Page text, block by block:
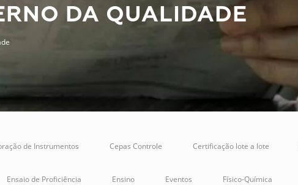
DA QUALIDADE
de Instrumentos Cepas Controle Certificação lote a lote
Ensaio de Proficiência Ensino Eventos Físico-Química